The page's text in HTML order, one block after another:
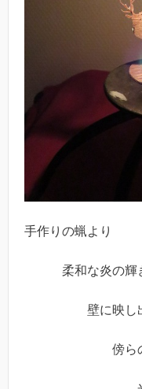
手作りの蝋より
柔和な炎の輝
壁に映し出
傍らのト